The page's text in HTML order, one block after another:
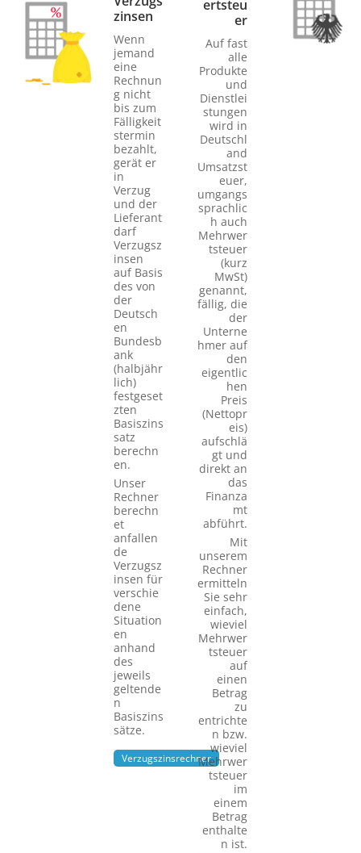
zinsen
Wenn
jemand
eine
Rechnun
g nicht
bis zum
Fälligkeit
stermin
bezahlt,
gerät er
in
Verzug
und der
Lieferant
darf
Verzugsz
insen
auf Basis
des von
der
Deutsch
en
Bundesb
ank
(halbjähr
lich)
festgeset
zten
Basiszins
satz
berechn
en.
Unser
Rechner
berechn
et
anfallen
de
Verzugsz
insen für
verschie
dene
Situation
en
anhand
des
jeweils
geltende
n
Basiszins
sätze.
Verzugszinsrechner
ertsteu
er
Auf fast
alle
Produkte
und
Dienstlei
stungen
wird in
Deutschl
and
Umsatzst
euer,
umgangs
sprachlic
h auch
Mehrwer
tsteuer
(kurz
MwSt)
genannt,
fällig, die
der
Unterne
hmer auf
den
eigentlic
hen
Preis
(Nettopr
eis)
aufschlä
gt und
direkt an
das
Finanza
mt
abführt.
Mit
unserem
Rechner
ermitteln
Sie sehr
einfach,
wieviel
Mehrwer
tsteuer
auf
einen
Betrag
zu
entrichte
n bzw.
wieviel
Mehrwer
tsteuer
im
einem
Betrag
enthalte
n ist.